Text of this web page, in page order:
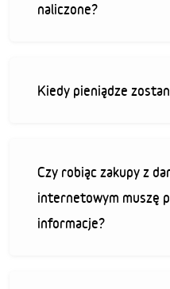
naliczone?
Kiedy pieniądze
Czy robiąc zakupy z
internetowym muszę
informacje?